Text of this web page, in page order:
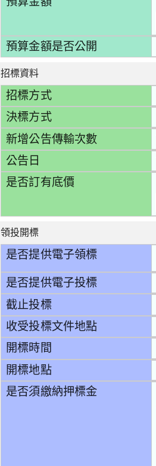
預算金額是否公開
招標資料
招標方式
決標方式
新增公告傳輸次數
公告日
是否訂有底價
領投開標
是否提供電子領標
是否提供電子投標
截止投標
收受投標文件地點
開標時間
開標地點
是否須繳納押標金